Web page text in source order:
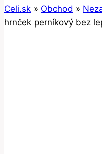
Celi.sk » Obchod »
hrnček perníkový bez